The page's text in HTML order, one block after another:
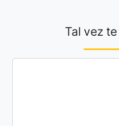
Tal vez